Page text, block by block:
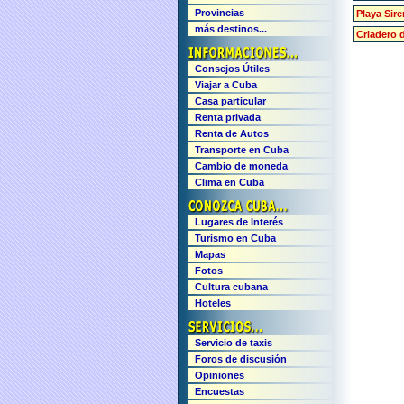
Playa
Criadero
Provincias
más destinos...
Consejos Útiles
Viajar a Cuba
Casa particular
Renta privada
Renta de Autos
Transporte en Cuba
Cambio de moneda
Clima en Cuba
Lugares de Interés
Turismo en Cuba
Mapas
Fotos
Cultura cubana
Hoteles
Servicio de taxis
Foros de discusión
Opiniones
Encuestas